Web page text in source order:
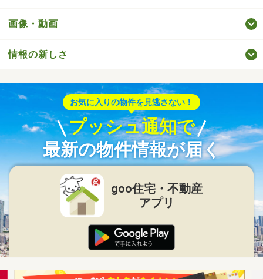
画像・動画
情報の新しさ
お気に入りの物件を見逃さない！
プッシュ通知で
最新の物件情報が届く
goo住宅・不動産
アプリ